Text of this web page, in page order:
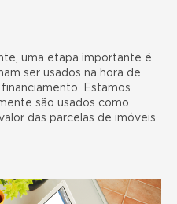
uma etapa importante é
ser usados na hora de
Estamos
são usados como
das parcelas de imóveis